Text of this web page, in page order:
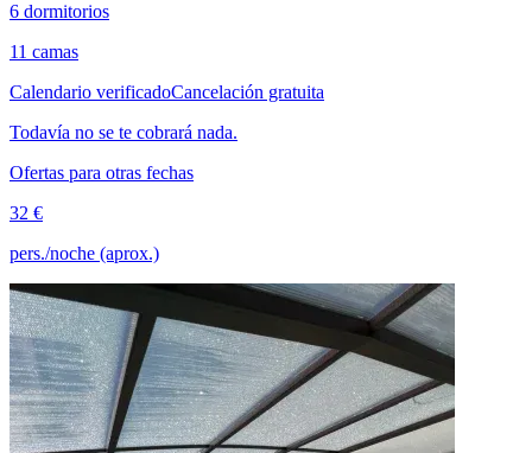
6 dormitorios
11 camas
Calendario verificadoCancelación gratuita
Todavía no se te cobrará nada.
Ofertas para otras fechas
32 €
pers./noche (aprox.)